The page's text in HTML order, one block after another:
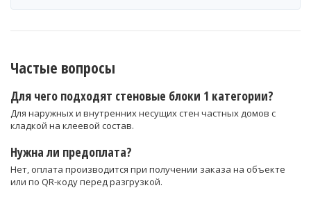
Частые вопросы
Для чего подходят стеновые блоки 1 категории?
Для наружных и внутренних несущих стен частных домов с
кладкой на клеевой состав.
Нужна ли предоплата?
Нет, оплата производится при получении заказа на объекте
или по QR-коду перед разгрузкой.